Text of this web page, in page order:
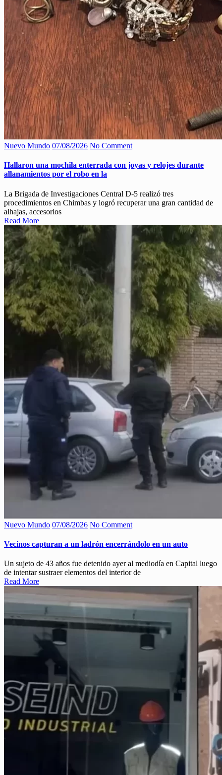
Nuevo Mundo 07/08/2026 No Comment
Hallaron una mochila enterrada con joyas y relojes durante
allanamientos por el robo en la
La Brigada de Investigaciones Central D-5 realizó tres
procedimientos en Chimbas y logró recuperar una gran cantidad de
alhajas, accesorios
Read More
Nuevo Mundo 07/08/2026 No Comment
Vecinos capturan a un ladrón encerrándolo en un auto
Un sujeto de 43 años fue detenido ayer al mediodía en Capital luego
de intentar sustraer elementos del interior de
Read More